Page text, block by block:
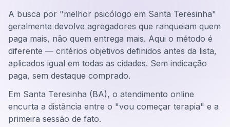
A busca por "melhor psicólogo em Santa Teresinha"
geralmente devolve agregadores que ranqueiam quem
paga mais, não quem entrega mais. Aqui o método é
diferente — critérios objetivos definidos antes da lista,
aplicados igual em todas as cidades. Sem indicação
paga, sem destaque comprado.
Em Santa Teresinha (BA), o atendimento online
encurta a distância entre o "vou começar terapia" e a
primeira sessão de fato.